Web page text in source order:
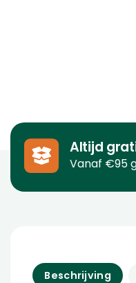
Altijd
Vanaf €95
Beschrijving